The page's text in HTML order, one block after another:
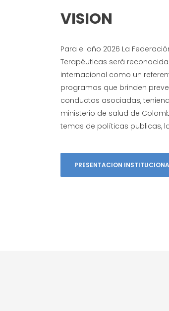
VISION
Para el año 2026 La
Terapéuticas será
internacional como un
programas que brinden
conductas asociadas,
ministerio de salud de
temas de políticas publicas, la
PRESENTACION